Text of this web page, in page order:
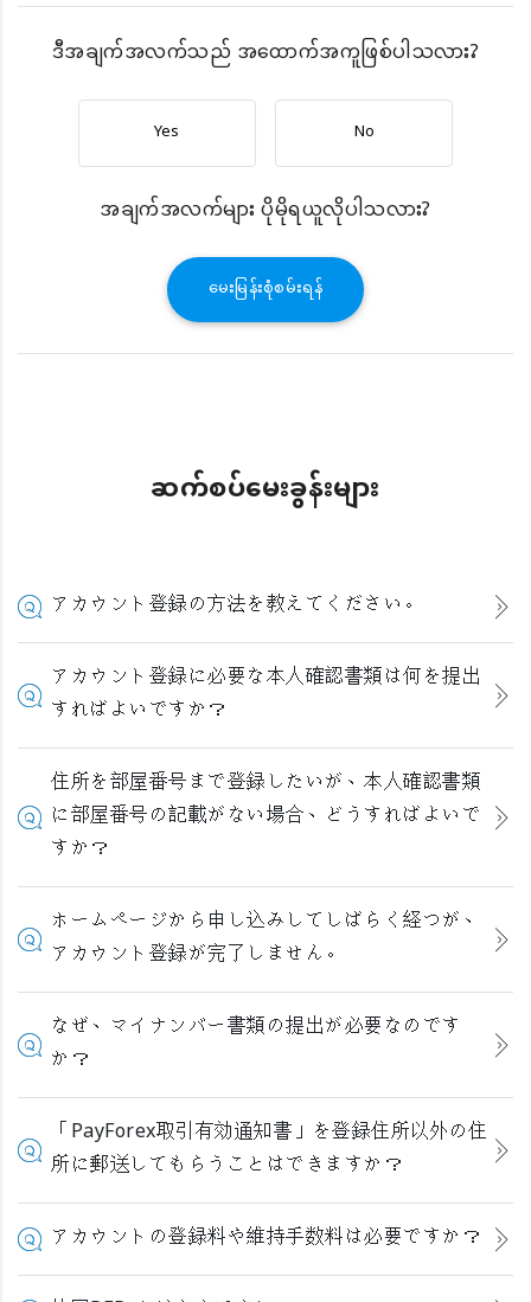
ဒီအချက်အလက်သည် အထောက်အကူဖြစ်ပါသလား?
Yes No
အချက်အလက်များ ပိုမိုရယူလိုပါသလား?
မေးမြန်းစုံစမ်းရန်
ဆက်စပ်မေးခွန်းများ
アカウント登録の方法を教えてください。
アカウント登録に必要な本人確認書類は何を提出
すればよいですか？
住所を部屋番号まで登録したいが、本人確認書類
に部屋番号の記載がない場合、どうすればよいで
すか？
ホームページから申し込みしてしばらく経つが、
アカウント登録が完了しません。
なぜ、マイナンバー書類の提出が必要なのです
か？
「PayForex取引有効通知書」を登録住所以外の住
所に郵送してもらうことはできますか？
アカウントの登録料や維持手数料は必要ですか？